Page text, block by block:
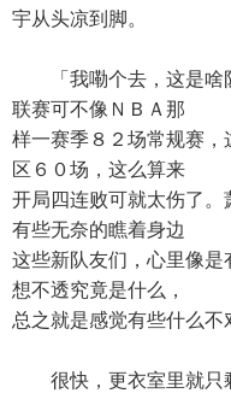
宇从头凉到脚。
「我嘞个去，这是啥
联赛可不像ＮＢＡ那
样一赛季８２场常规赛
区６０场，这么算来
开局四连败可就太伤了。
有些无奈的瞧着身边
这些新队友们，心里像
想不透究竟是什么，
总之就是感觉有些什么不
很快，更衣室里就只